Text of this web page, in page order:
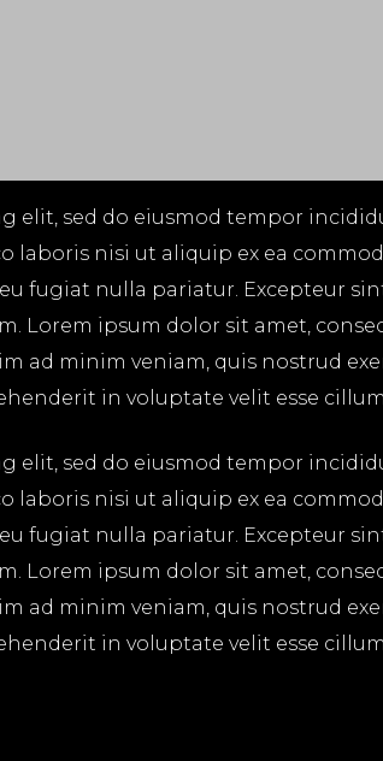
elit, sed do eiusmod tempor
nisi ut aliquip ex ea
fugiat nulla pariatur. Excepteur
Lorem ipsum dolor sit amet,
ad minim veniam, quis nostrud
in voluptate velit esse
elit, sed do eiusmod tempor
nisi ut aliquip ex ea
fugiat nulla pariatur. Excepteur
Lorem ipsum dolor sit amet,
ad minim veniam, quis nostrud
in voluptate velit esse